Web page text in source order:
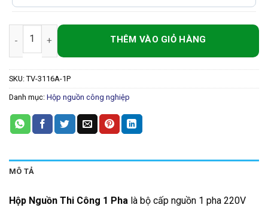
Hộp Nguồn Thi Công 1 Pha – 3 Ổ Dân Dụng 10A/16A, Áp
SKU: TV-3116A-1P
Danh mục: Hộp nguồn công nghiệp
MÔ TẢ
Hộp Nguồn Thi Công 1 Pha là bộ cấp nguồn 1 pha 220V